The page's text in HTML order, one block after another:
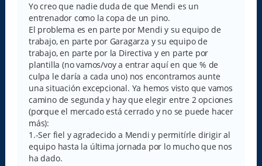
Yo creo que nadie duda de que Mendi es un
entrenador como la copa de un pino.
El problema es en parte por Mendi y su equipo de
trabajo, en parte por Garagarza y su equipo de
trabajo, en parte por la Directiva y en parte por
plantilla (no vamos/voy a entrar aquí en que % de
culpa le daría a cada uno) nos encontramos aunte
una situación excepcional. Ya hemos visto que vamos
camino de segunda y hay que elegir entre 2 opciones
(porque el mercado está cerrado y no se puede hacer
más):
1.-Ser fiel y agradecido a Mendi y permitírle dirigir al
equipo hasta la última jornada por lo mucho que nos
ha dado.